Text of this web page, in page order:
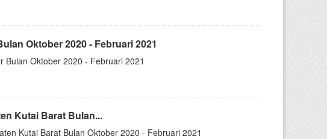
Oktober 2020 - Februari 2021
Bulan Oktober 2020 - Februari 2021
Kutai Barat Bulan...
Kutai Barat Bulan Oktober 2020 - Februari 2021